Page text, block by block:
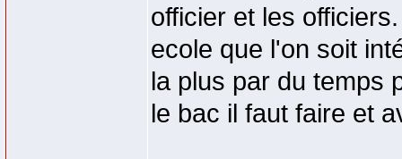
officier et les
ecole que l'on soit
la plus par du temps
le bac il faut faire et